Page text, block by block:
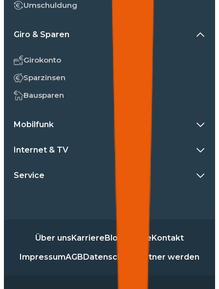
Umschuldung
Giro & Sparen
Girokonto
Sparzinsen
Bausparen
Mobilfunk
Internet & TV
Service
Über unsKarriereBlog PresseKontakt
ImpressumAGBDatenschutz Partner werden